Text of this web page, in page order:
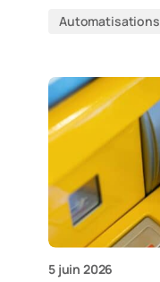
Automatisations
5 juin 2026